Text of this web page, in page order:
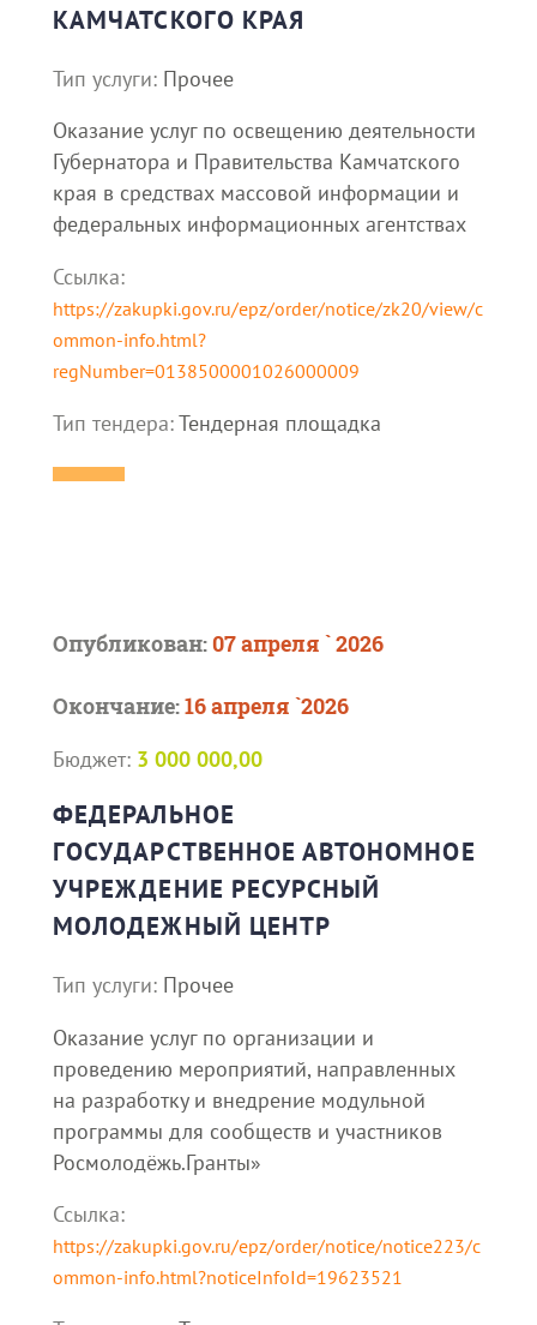
КАМЧАТСКОГО КРАЯ
Тип услуги: Прочее
Оказание услуг по освещению деятельности
Губернатора и Правительства Камчатского
края в средствах массовой информации и
федеральных информационных агентствах
Ссылка:
https://zakupki.gov.ru/epz/order/notice/zk20/view/c
ommon-info.html?
regNumber=0138500001026000009
Тип тендера:Тендерная площадка
Опубликован:07 апреля ` 2026
Окончание:16 апреля `2026
Бюджет: 3 000 000,00
ФЕДЕРАЛЬНОЕ
ГОСУДАРСТВЕННОЕ АВТОНОМНОЕ
УЧРЕЖДЕНИЕ РЕСУРСНЫЙ
МОЛОДЕЖНЫЙ ЦЕНТР
Тип услуги: Прочее
Оказание услуг по организации и
проведению мероприятий, направленных
на разработку и внедрение модульной
программы для сообществ и участников
Росмолодёжь.Гранты»
Ссылка:
https://zakupki.gov.ru/epz/order/notice/notice223/c
ommon-info.html?noticeInfoId=19623521